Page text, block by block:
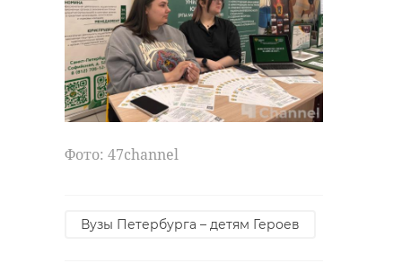
Фото: 47channel
Вузы Петербурга – детям Героев